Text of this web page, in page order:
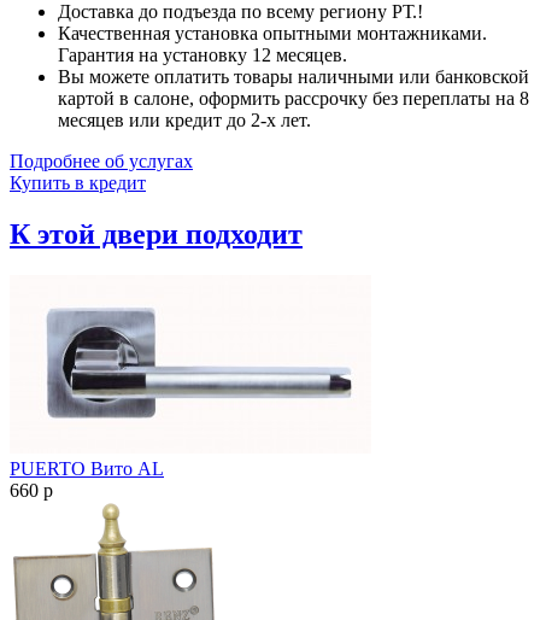
Доставка до подъезда по всему региону РТ.!
Качественная установка опытными монтажниками.
Гарантия на установку 12 месяцев.
Вы можете оплатить товары наличными или банковской
картой в салоне, оформить рассрочку без переплаты на 8
месяцев или кредит до 2-х лет.
Подробнее об услугах
Купить в кредит
К этой двери подходит
PUERTO Вито AL
660 p